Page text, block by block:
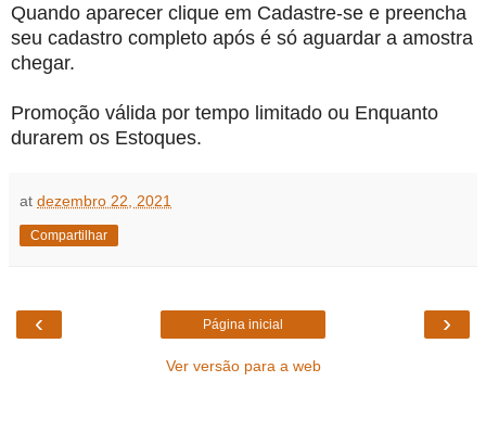
Quando aparecer clique em Cadastre-se e preencha
seu cadastro completo após é só aguardar a amostra
chegar.
Promoção válida por tempo limitado ou Enquanto
durarem os Estoques.
at dezembro 22, 2021
Compartilhar
‹ ›
Página inicial
Ver versão para a web